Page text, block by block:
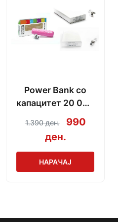
Power Bank со
капацитет 20 000
mAh + кабел за
полнење
1.390 ден.
990
ден.
НАРАЧАЈ